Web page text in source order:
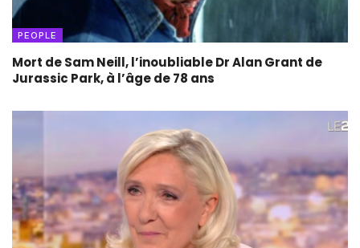
PEOPLE
Mort de Sam Neill, l’inoubliable Dr Alan Grant de
Jurassic Park, à l’âge de 78 ans